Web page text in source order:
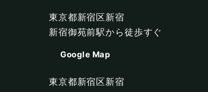
東京都新宿区新宿
新宿御苑前駅から徒歩すぐ
Google Map
東京都新宿区新宿